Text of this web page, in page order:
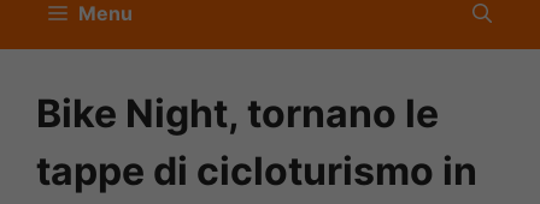
Menu
Bike Night, tornano le
tappe di cicloturismo in